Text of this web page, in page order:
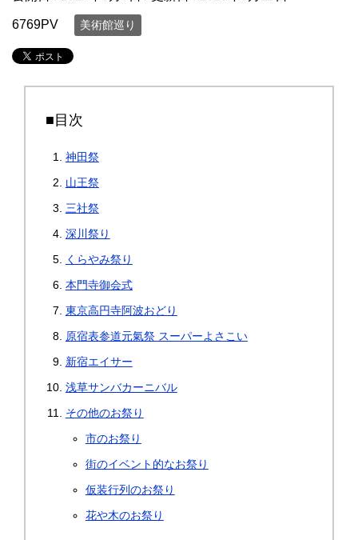
6769PV 美術館巡り
■目次
神田祭
山王祭
三社祭
深川祭り
くらやみ祭り
本門寺御会式
東京高円寺阿波おどり
原宿表参道元氣祭 スーパーよさこい
新宿エイサー
浅草サンバカーニバル
その他のお祭り
市のお祭り
街のイベント的なお祭り
仮装行列のお祭り
花や木のお祭り